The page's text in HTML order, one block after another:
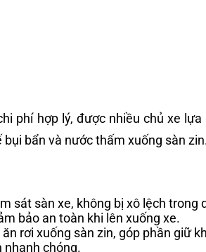
phí hợp lý, được nhiều chủ xe
bẩn và nước thấm xuống sàn
sát sàn xe, không bị xô lệch trong
bảo an toàn khi lên xuống xe.
rơi xuống sàn zin, góp phần giữ
nhanh chóng.